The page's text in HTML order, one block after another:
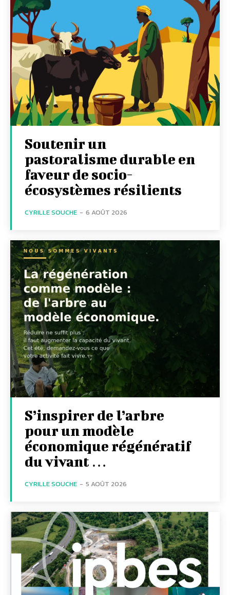
Soutenir un
pastoralisme durable en
faveur de socio-
écosystèmes résilients
CYRILLE SOUCHE - 6 AOÛT 2026
S’inspirer de l’arbre
pour un modèle
économique régénératif
du vivant …
CYRILLE SOUCHE - 5 AOÛT 2026